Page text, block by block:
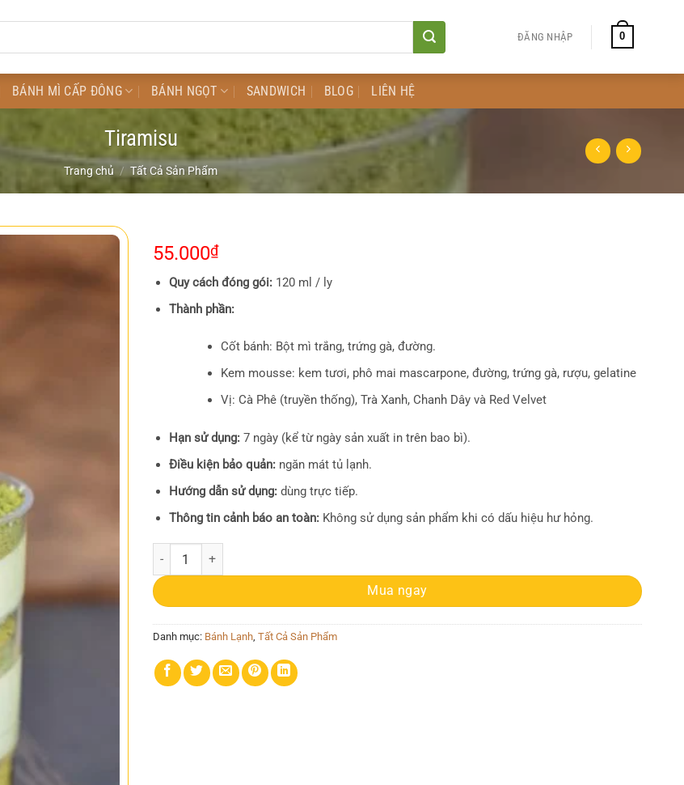
ĐĂNG NHẬP 0
BÁNH MÌ CẤP ĐÔNG BÁNH NGỌT SANDWICH BLOG LIÊN HỆ
Tiramisu
Trang chủ / Tất Cả Sản Phẩm
55.000₫
Quy cách đóng gói: 120 ml / ly
Thành phần:
Cốt bánh: Bột mì trắng, trứng gà, đường.
Kem mousse: kem tươi, phô mai mascarpone, đường, trứng gà, rượu, gelatine
Vị: Cà Phê (truyền thống), Trà Xanh, Chanh Dây và Red Velvet
Hạn sử dụng: 7 ngày (kể từ ngày sản xuất in trên bao bì).
Điều kiện bảo quản:ngăn mát tủ lạnh.
Hướng dẫn sử dụng: dùng trực tiếp.
Thông tin cảnh báo an toàn:Không sử dụng sản phẩm khi có dấu hiệu hư hỏng.
Tiramisu số lượng
Mua ngay
Danh mục: Bánh Lạnh, Tất Cả Sản Phẩm